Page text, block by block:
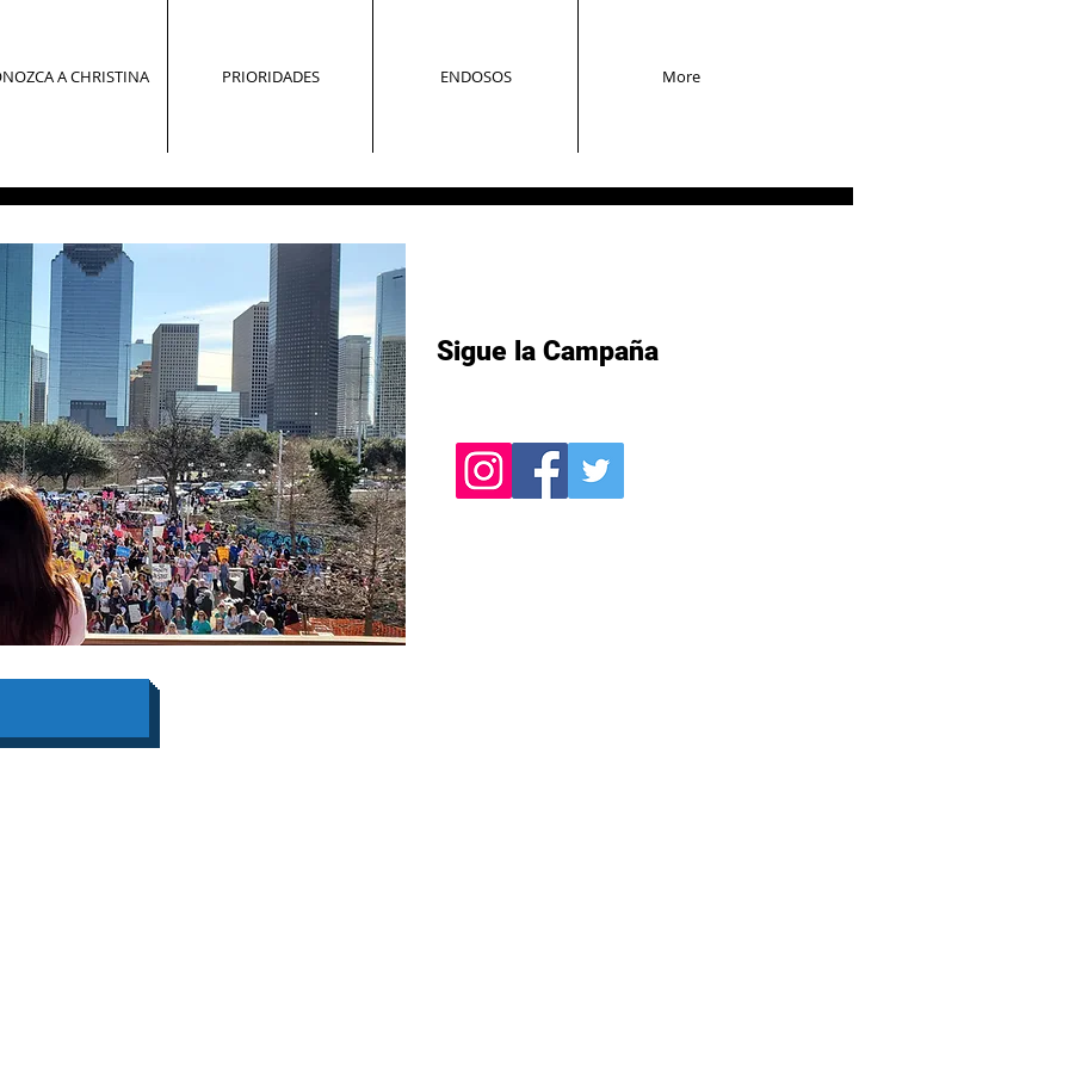
A CHRISTINA PRIORIDADES ENDOSOS More
Sigue la Campaña